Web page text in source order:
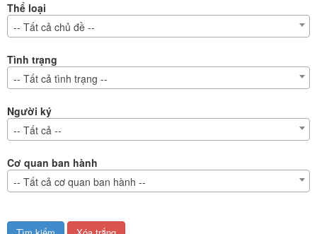
Thể loại
-- Tất cả chủ đề --
Tình trạng
-- Tất cả tình trạng --
Người ký
-- Tất cả --
Cơ quan ban hành
-- Tất cả cơ quan ban hành --